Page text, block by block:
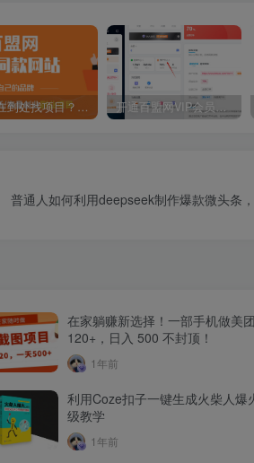
你还在到处找项目？还在当韭菜？我靠卖项目一个月收入5万+，曾经我也是个失败者。
普通人如何利用deepseek制作爆款微头条
在家躺赚新选择！一部手机做美
120+，日入 500 不封顶！
1年前
利用Coze扣子一键生成火柴人爆
级教学
1年前